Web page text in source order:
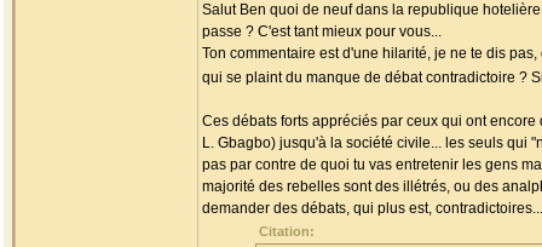
Salut Ben quoi de neuf dans la republique
passe ? C'est tant mieux pour vous...
Ton commentaire est d'une hilarité, je ne te dis
qui se plaint du manque de débat contradictoire ?
Ces débats forts appréciés par ceux qui ont
L. Gbagbo) jusqu'à la société civile... les seuls qui
pas par contre de quoi tu vas entretenir les gens
majorité des rebelles sont des illétrés, ou des
demander des débats, qui plus est, contradictoires...
Citation: